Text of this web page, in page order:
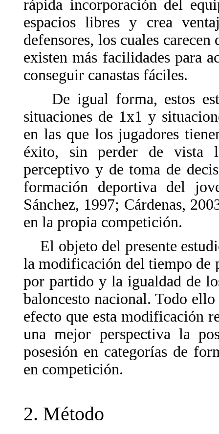
rápida incorporación del
espacios libres y crea
defensores, los cuales
existen más facilidades para
conseguir canastas fáciles.
De igual forma, estos
situaciones de 1x1 y
en las que los jugadores
éxito, sin perder de vista
perceptivo y de toma de
formación deportiva del
Sánchez, 1997; Cárdenas,
en la propia competición.
El objeto del presente
la modificación del tiempo de
por partido y la igualdad de
baloncesto nacional. Todo
efecto que esta modificación
una mejor perspectiva la
posesión en categorías de
en competición.
2. Método